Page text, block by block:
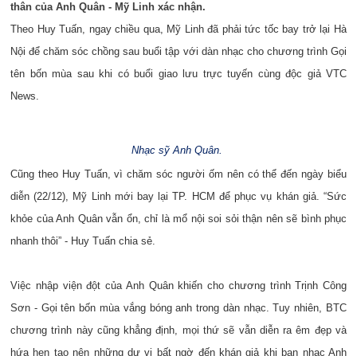
thân của Anh Quân - Mỹ Linh xác nhận.
Theo Huy Tuấn, ngay chiều qua, Mỹ Linh đã phải tức tốc bay trở lại Hà
Nội để chăm sóc chồng sau buổi tập với dàn nhạc cho chương trình Gọi
tên bốn mùa sau khi có buổi giao lưu trực tuyến cùng độc giả VTC
News.
Nhạc sỹ Anh Quân.
Cũng theo Huy Tuấn, vì chăm sóc người ốm nên có thể đến ngày biểu
diễn (22/12), Mỹ Linh mới bay lại TP. HCM để phục vụ khán giả. “Sức
khỏe của Anh Quân vẫn ổn, chỉ là mổ nội soi sỏi thận nên sẽ bình phục
nhanh thôi” - Huy Tuấn chia sẻ.
Việc nhập viện đột của Anh Quân khiến cho chương trình Trịnh Công
Sơn - Gọi tên bốn mùa vắng bóng anh trong dàn nhạc. Tuy nhiên, BTC
chương trình này cũng khẳng định, mọi thứ sẽ vẫn diễn ra êm đẹp và
hứa hẹn tạo nên những dư vị bất ngờ đến khán giả khi ban nhạc Anh